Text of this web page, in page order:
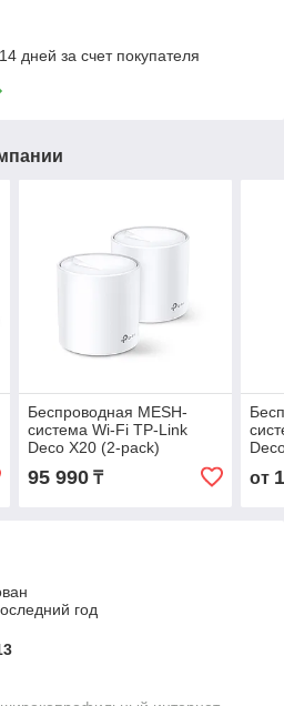
дней за счет покупателя
Беспроводная MESH-
система Wi-Fi TP-Link
Deco X20 (2-pack)
95 990₸ от
год